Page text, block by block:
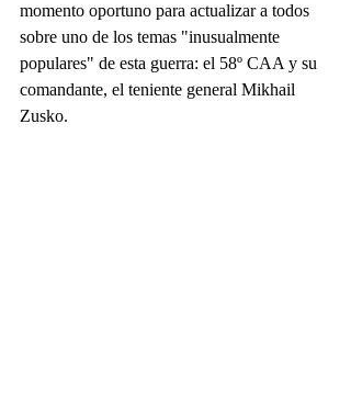
momento oportuno para actualizar a todos
sobre uno de los temas "inusualmente
populares" de esta guerra: el 58º CAA y su
comandante, el teniente general Mikhail
Zusko.